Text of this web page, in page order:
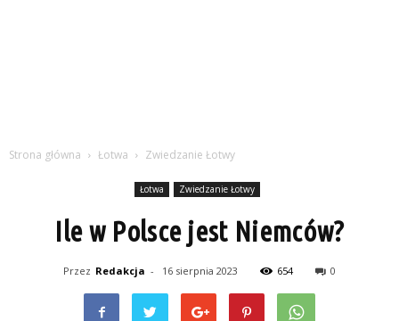
Strona główna Łotwa Zwiedzanie Łotwy
Łotwa Zwiedzanie Łotwy
Ile w Polsce jest Niemców?
Przez Redakcja - 16 sierpnia 2023 654 0